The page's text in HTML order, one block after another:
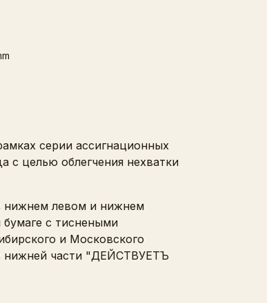
серии ассигнационных
с целью облегчения нехватки
нижнем левом и нижнем
с тиснеными
и Московского
нижней части "ДЕЙСТВУЕТЪ